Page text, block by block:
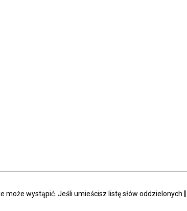
może wystąpić. Jeśli umieścisz listę słów oddzielonych